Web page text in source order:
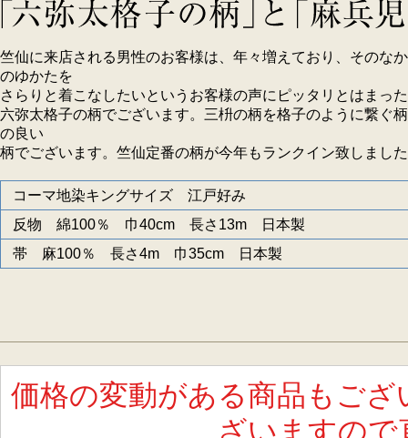
竺仙に来店される男性のお客様は、年々増えており、そのな
のゆかたを
さらりと着こなしたいというお客様の声にピッタリとはまっ
六弥太格子の柄でございます。三枡の柄を格子のように繋ぐ
の良い
柄でございます。竺仙定番の柄が今年もランクイン致しまし
コーマ地染キングサイズ 江戸好み
反物 綿100％ 巾40cm 長さ13m 日本製
帯 麻100％ 長さ4m 巾35cm 日本製
価格の変動がある商品もご
ざいますの